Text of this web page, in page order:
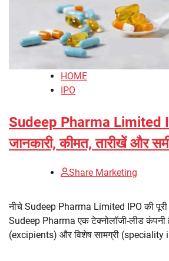
HOME
IPO
Sudeep Pharma Limited
जानकारी, कीमत, तारीखें और
Share Marketing
नीचे Sudeep Pharma Limited IPO की पूरी
Sudeep Pharma एक टेक्नोलॉजी-लीड कंपनी
(excipients) और विशेष सामग्री (speciality